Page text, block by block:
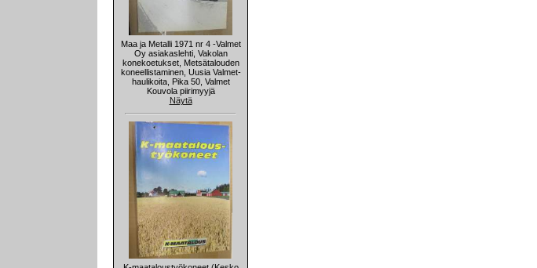
Maa ja Metalli 1971 nr 4 -Valmet
Oy asiakaslehti, Vakolan
konekoetukset, Metsätalouden
koneellistaminen, Uusia Valmet-
haulikoita, Pika 50, Valmet
Kouvola piirimyyjä
Näytä